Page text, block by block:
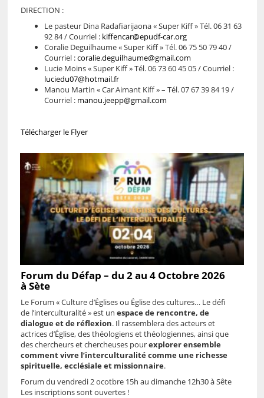
DIRECTION :
Le pasteur Dina Radafiarijaona « Super Kiff » Tél. 06 31 63
92 84 / Courriel : kiffencar@epudf-car.org
Coralie Deguilhaume « Super Kiff » Tél. 06 75 50 79 40 /
Courriel :coralie.deguilhaume@gmail.com
Lucie Moins « Super Kiff » Tél. 06 73 60 45 05 / Courriel :
luciedu07@hotmail.fr
Manou Martin « Car Aimant Kiff » – Tél. 07 67 39 84 19 /
Courriel : manou.jeepp@gmail.com
Télécharger le Flyer
Forum du Défap – du 2 au 4 Octobre 2026
à Sète
Le Forum « Culture d’Églises ou Église des cultures… Le défi
de l’interculturalité » est un espace de rencontre, de
dialogue et de réflexion. Il rassemblera des acteurs et
actrices d’Église, des théologiens et théologiennes, ainsi que
des chercheurs et chercheuses pourexplorer ensemble
comment vivre l’interculturalité comme une richesse
spirituelle, ecclésiale et missionnaire.
Forum du vendredi 2 ocotbre 15h au dimanche 12h30 à Sête
Les inscriptions sont ouvertes !